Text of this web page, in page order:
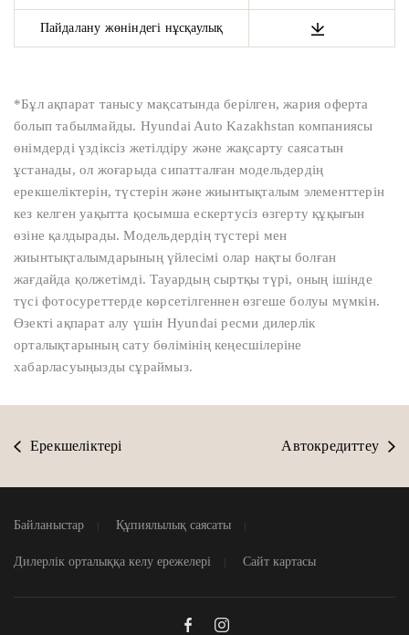
Пайдалану жөніндегі нұсқаулық
*Бұл ақпарат танысу мақсатында берілген, жария оферта
болып табылмайды. Hyundai Auto Kazakhstan компаниясы
өнімдерді үздіксіз жетілдіру және жақсарту саясатын
ұстанады, ол жоғарыда сипатталған модельдердің
ерекшеліктерін, түстерін және жиынтықталым элементтерін
кез келген уақытта қосымша ескертусіз өзгерту құқығын
өзіне қалдырады. Модельдердің түстері мен
жиынтықталымдарының үйлесімі олар нақты болған
жағдайда қолжетімді. Тауардың сыртқы түрі, оның ішінде
түсі фотосуреттерде көрсетілгеннен өзгеше болуы мүмкін.
Өзекті ақпарат алу үшін Hyundai ресми дилерлік
орталықтарының сату бөлімінің кеңесшілеріне
хабарласуыңызды сұраймыз.
Ерекшеліктері Автокредиттеу
Байланыстар Құпиялылық саясаты
Дилерлік орталыққа келу ережелері Сайт картасы